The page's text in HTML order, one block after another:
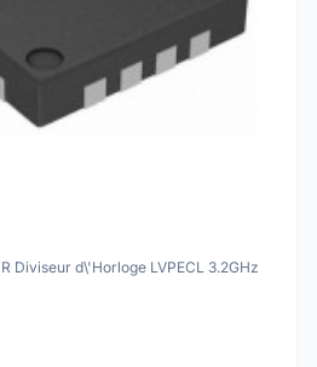
Diviseur d\'Horloge LVPECL 3.2GHz